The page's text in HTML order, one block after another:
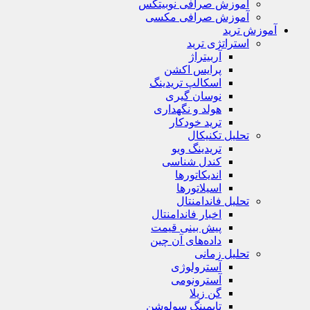
آموزش صرافی نوبیتکس
آموزش صرافی مکسی
آموزش ترید
استراتژی‌ ترید
آربیتراژ
پرایس اکشن
اسکالپ تریدینگ
نوسان گیری
هولد و نگهداری
ترید خودکار
تحلیل تکنیکال
تریدینگ ویو
کندل شناسی
اندیکاتورها
اسیلاتورها
تحلیل فاندامنتال
اخبار فاندامنتال
پیش بینی قیمت
داده‌های آن چین
تحلیل زمانی
آسترولوژی
آسترونومی
گن زیلا
تايمينگ سولوشن